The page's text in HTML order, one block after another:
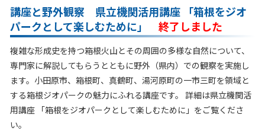
講座と野外観察 県立機関活用講座 「箱根をジオ
パークとして楽しむために」 終了しました
複雑な形成史を持つ箱根火山とその周囲の多様な自然について、
専門家に解説してもらうとともに野外（県内）での観察を実施し
ます。小田原市、箱根町、真鶴町、湯河原町の一市三町を領域と
する箱根ジオパークの魅力にふれる講座です。 詳細は県立機関活
用講座 「箱根をジオパークとして楽しむために」をご覧くださ
い。